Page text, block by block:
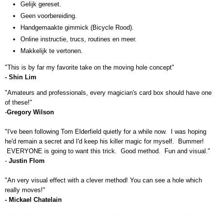
Gelijk gereset.
Geen voorbereiding.
Handgemaakte gimmick (Bicycle Rood).
Online instructie, trucs, routines en meer.
Makkelijk te vertonen.
"This is by far my favorite take on the moving hole concept"
- Shin Lim
"Amateurs and professionals, every magician's card box should have one
of these!"
-Gregory Wilson
"I've been following Tom Elderfield quietly for a while now. I was hoping
he'd remain a secret and I'd keep his killer magic for myself. Bummer!
EVERYONE is going to want this trick. Good method. Fun and visual."
- Justin Flom
"An very visual effect with a clever method! You can see a hole which
really moves!"
- Mickael Chatelain